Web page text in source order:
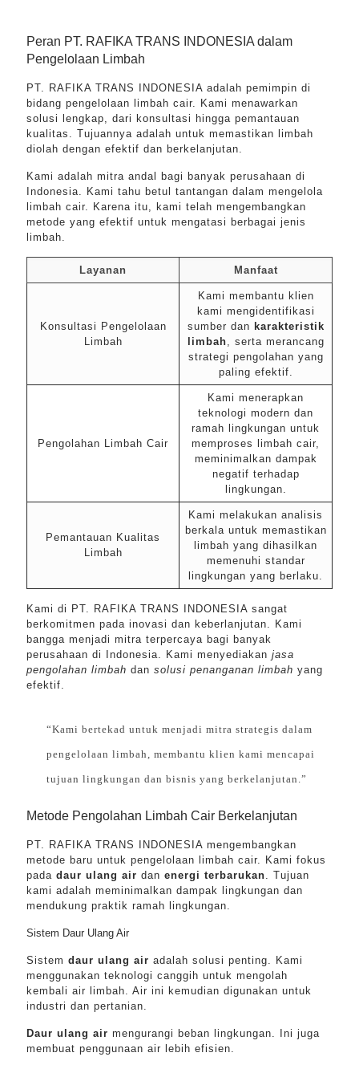
Peran PT. RAFIKA TRANS INDONESIA dalam
Pengelolaan Limbah
PT. RAFIKA TRANS INDONESIA adalah pemimpin di
bidang pengelolaan limbah cair. Kami menawarkan
solusi lengkap, dari konsultasi hingga pemantauan
kualitas. Tujuannya adalah untuk memastikan limbah
diolah dengan efektif dan berkelanjutan.
Kami adalah mitra andal bagi banyak perusahaan di
Indonesia. Kami tahu betul tantangan dalam mengelola
limbah cair. Karena itu, kami telah mengembangkan
metode yang efektif untuk mengatasi berbagai jenis
limbah.
Layanan Manfaat
Konsultasi Pengelolaan
Limbah
Kami membantu klien
kami mengidentifikasi
sumber dan karakteristik
limbah, serta merancang
strategi pengolahan yang
paling efektif.
Pengolahan Limbah Cair
Kami menerapkan
teknologi modern dan
ramah lingkungan untuk
memproses limbah cair,
meminimalkan dampak
negatif terhadap
lingkungan.
Pemantauan Kualitas
Limbah
Kami melakukan analisis
berkala untuk memastikan
limbah yang dihasilkan
memenuhi standar
lingkungan yang berlaku.
Kami di PT. RAFIKA TRANS INDONESIA sangat
berkomitmen pada inovasi dan keberlanjutan. Kami
bangga menjadi mitra terpercaya bagi banyak
perusahaan di Indonesia. Kami menyediakan jasa
pengolahan limbah dan solusi penanganan limbah yang
efektif.
“Kami bertekad untuk menjadi mitra strategis dalam
pengelolaan limbah, membantu klien kami mencapai
tujuan lingkungan dan bisnis yang berkelanjutan.”
Metode Pengolahan Limbah Cair Berkelanjutan
PT. RAFIKA TRANS INDONESIA mengembangkan
metode baru untuk pengelolaan limbah cair. Kami fokus
pada daur ulang air dan energi terbarukan. Tujuan
kami adalah meminimalkan dampak lingkungan dan
mendukung praktik ramah lingkungan.
Sistem Daur Ulang Air
Sistem daur ulang air adalah solusi penting. Kami
menggunakan teknologi canggih untuk mengolah
kembali air limbah. Air ini kemudian digunakan untuk
industri dan pertanian.
Daur ulang air mengurangi beban lingkungan. Ini juga
membuat penggunaan air lebih efisien.